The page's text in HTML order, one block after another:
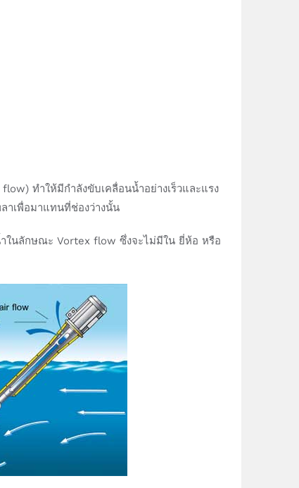
ทำให้มีกำลังขับเคลื่อนน้ำอย่างเร็วและแรง
าเพื่อมาแทนที่ช่องว่างนั้น
ในลักษณะ Vortex flow ซึ่งจะไม่มีใน ยี่ห้อ หรือ